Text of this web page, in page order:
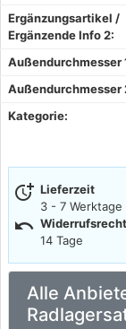
Ergänzungsartikel /
Ergänzende Info 2:
Außendurchmesser
Außendurchmesser
Kategorie:
more_time Lieferzeit
3 - 7 Werktage
undo Widerrufsrecht
14 Tage
Alle